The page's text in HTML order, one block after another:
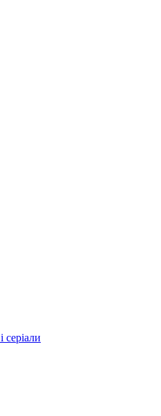
серіали